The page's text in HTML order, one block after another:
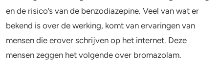
Lachgas
Paddo’s en truffels
2C-B
Feiten over verslaving
Verkeer
Trends & Cijfers
en de risico’s van de benzodiazepine. Veel van wat er
bekend is over de werking, komt van ervaringen van
mensen die erover schrijven op het internet. Deze
mensen zeggen het volgende over bromazolam.